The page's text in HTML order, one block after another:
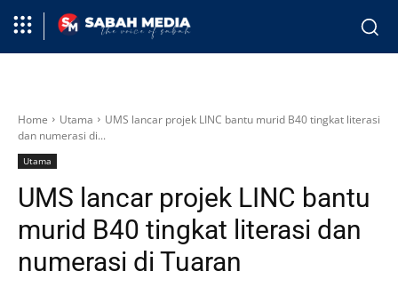
Home Utama
UMS lancar projek LINC bantu murid B40 tingkat literasi
dan numerasi di...
Utama
UMS lancar projek LINC bantu
murid B40 tingkat literasi dan
numerasi di Tuaran